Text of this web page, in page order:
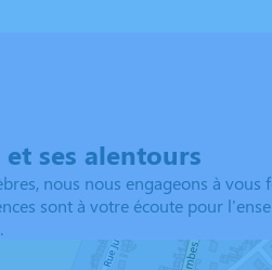
ses alentours
nous nous engageons à
sont à votre écoute pour